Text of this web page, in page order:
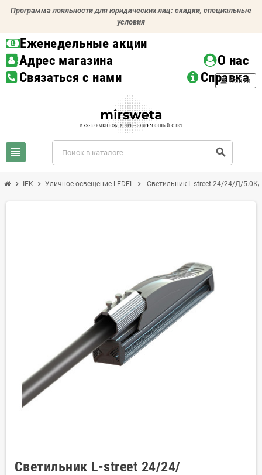
Программа лояльности для юридических лиц: скидки, специальные
условия
Еженедельные акции
Адрес магазина
О нас
Связаться с нами
Справка
view_headline search
person Войти
chevron_right IEK chevron_right Уличное освещение LEDEL chevron_right Светильник L-street 24/24/Д/5.0К/
Светильник L-street 24/24/